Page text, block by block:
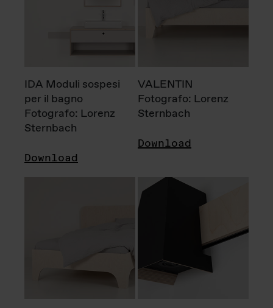
IDA Moduli sospesi
per il bagno
Fotografo: Lorenz
Sternbach
Download
VALENTIN
Fotografo: Lorenz
Sternbach
Download